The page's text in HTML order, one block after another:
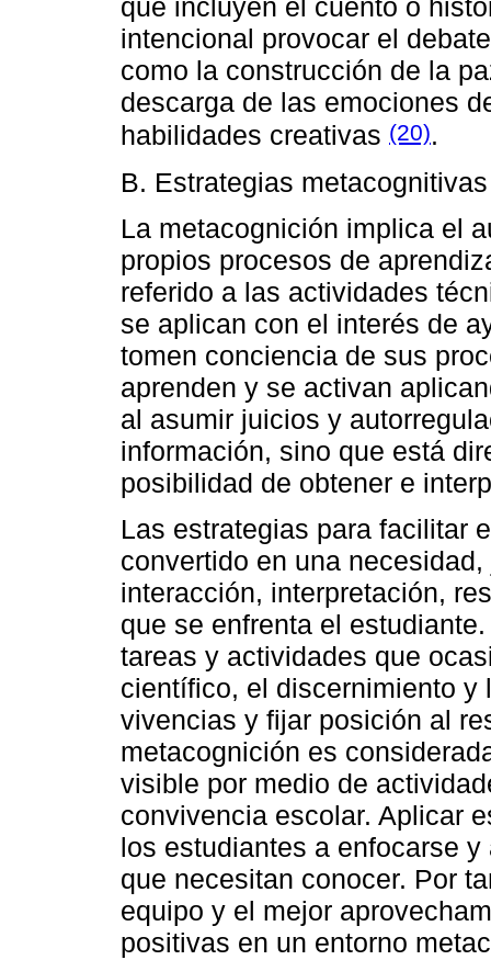
que incluyen el cuento o
intencional provocar el
como la construcción de la
descarga de las emociones
habilidades creativas (20).
B. Estrategias
La metacognición implica el
propios procesos de
referido a las actividades
se aplican con el interés de
tomen conciencia de sus
aprenden y se activan
al asumir juicios y
información, sino que está
posibilidad de obtener e
Las estrategias para facilitar
convertido en una
interacción, interpretación,
que se enfrenta el
tareas y actividades que
científico, el discernimiento y
vivencias y fijar posición al
metacognición es
visible por medio de
convivencia escolar. Aplicar
los estudiantes a enfocarse
que necesitan conocer. Por
equipo y el mejor
positivas en un entorno